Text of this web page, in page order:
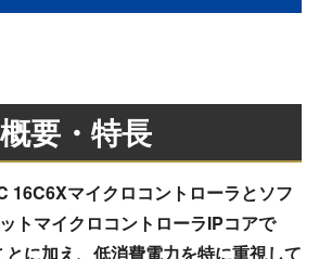
概要・特長
16C6Xマイクロコントローラとソフ
トマイクロコントローラIPコアで
に加え、低消費電力を特に重視して